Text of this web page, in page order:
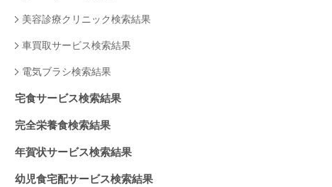
美容診療クリニック検索結果
車買取サービス検索結果
電気ブラシ検索結果
宅食サービス検索結果
完全栄養食検索結果
年賀状サービス検索結果
幼児食宅配サービス検索結果